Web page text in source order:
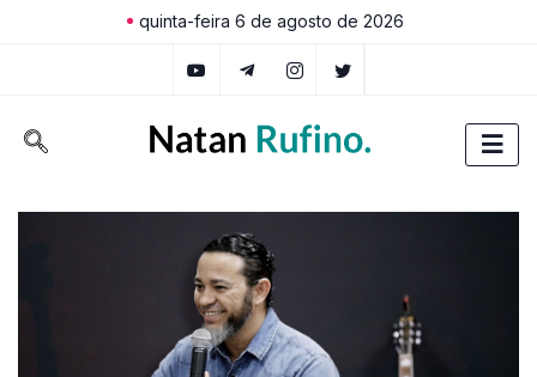
quinta-feira 6 de agosto de 2026